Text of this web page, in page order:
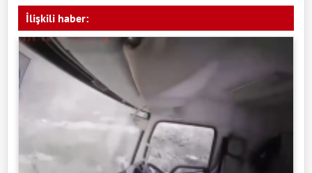
İlişkili haber: